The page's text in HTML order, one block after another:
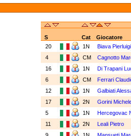
S
Cat Giocatore
20
1N Biava Pierluigi
4
CM Cagnotto
16
1N Di Trapani
6
CM Ferrari
12
1N Galbiati
17
2N Gorini
5
1N Hercegovac
11
2N Leali Pietro